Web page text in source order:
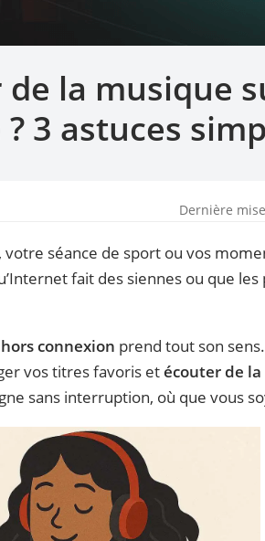
la musique
3 astuces
Dernière
séance de sport ou vos
fait des siennes ou que
connexion prend tout son
vos titres favoris etécouter de
sans interruption, où que vous